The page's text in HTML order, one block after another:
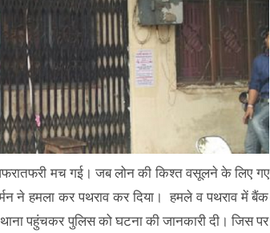
मच गई। जब लोन की किश्त वसूलने के लिए गए
ने हमला कर पथराव कर दिया। हमले व पथराव में बैंक
पहुंचकर पुलिस को घटना की जानकारी दी। जिस पर